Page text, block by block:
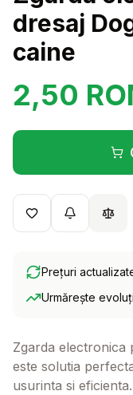
dresaj
caine
2,50
Prețuri
Urmărește
Zgarda electronica
este solutia
usurinta si